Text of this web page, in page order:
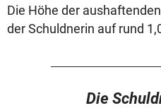
Die Höhe der
der Schuldnerin auf rund
Die